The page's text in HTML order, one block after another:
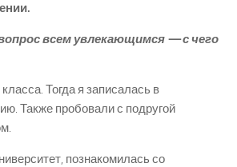
всем увлекающимся — с чего
Тогда я записалась в
Также пробовали с подругой
познакомилась со